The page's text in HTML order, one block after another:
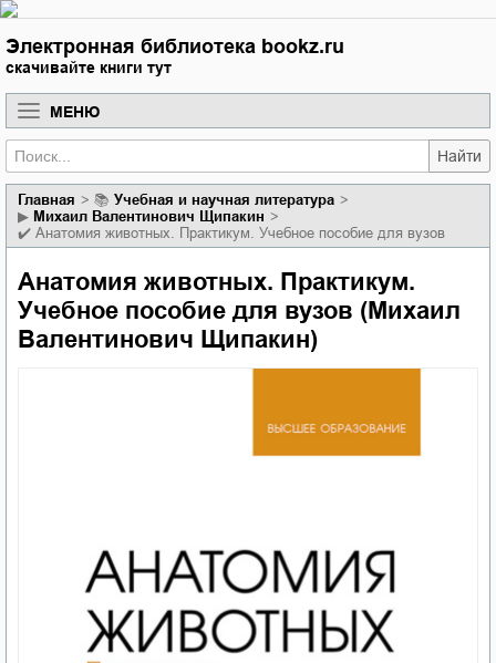
Электронная библиотека bookz.ru
скачивайте книги тут
МЕНЮ
Найти
Главная 📚
учебная и научная литература
▶ Михаил Валентинович Щипакин
✔️ Анатомия животных. Практикум. Учебное пособие для вузов
Анатомия животных. Практикум.
Учебное пособие для вузов (Михаил
Валентинович Щипакин)